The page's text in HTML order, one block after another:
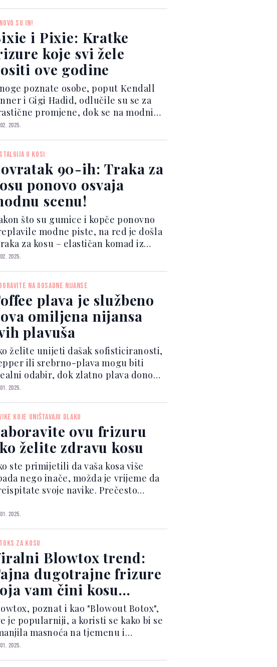
svog izgleda, šiške se vraćaju
sja...
SU IN!
i Pixie: Kratke
koje svi žele
ove godine
poznate osobe, poput Kendall
i Gigi Hadid, odlučile su se za
promjene, dok se na modnim
i Instagramu često pojavljuju
poput bixie i pixie stilova.
godine, kr...
2025.
U KOSI
90-ih: Traka za
ponovo osvaja
scenu!
što su gumice i kopče ponovno
modne piste, na red je došla
za kosu – elastičan komad iz
koji sada osvaja kao chic i
smo jednostavno stavljali traku da
ost...
2025.
NA DOSADNE NIJANSE
plava je službeno
omiljena nijansa
plavuša
želite unijeti dašak sofisticiranosti,
ili srebrno-plava mogu biti
odabir, dok zlatno plava donosi
sjaj i toplinu. Za hrabriji izgled,
Marilyn Monroe vraća glamur iz
2025.
KOJE UNIŠTAVAJU DLAKU
ovu frizuru
želite zdravu kosu
ste primijetili da vaša kosa više
nego inače, možda je vrijeme da
svoje navike. Prečesto
koristimo toplinske
kosa postaje suha i lomljiva.
od topline...
2025.
ZA KOSU
Blowtox trend:
dugotrajne frizure
vam čini kosu
masnom
poznat i kao "Blowout Botox",
je popularniji, a koristi se kako bi se
masnoća na tjemenu i
vrijeme između pranja kose.
2025.